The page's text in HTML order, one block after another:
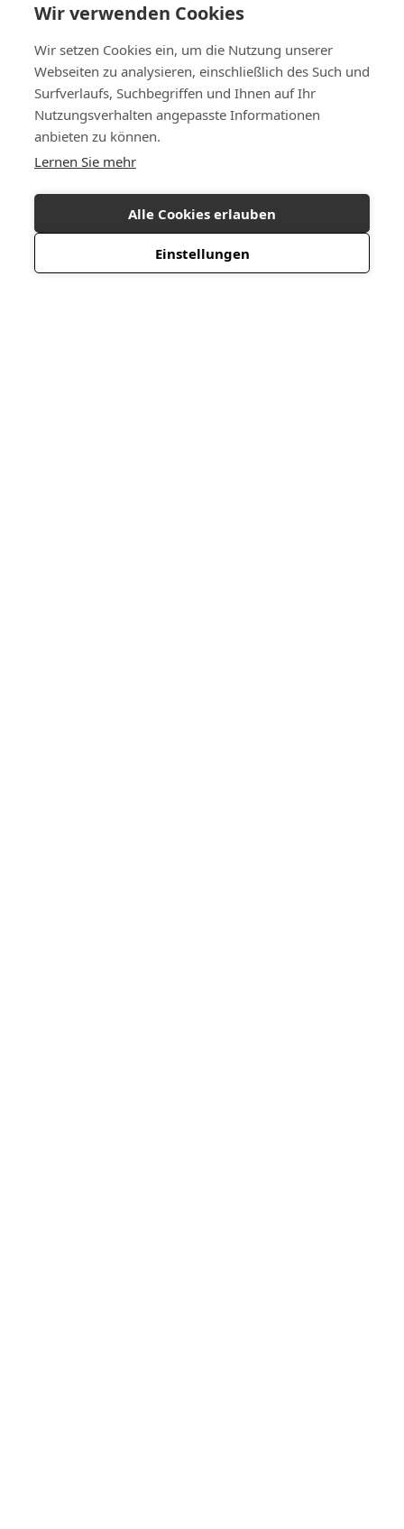
Wir verwenden Cookies
Wir setzen Cookies ein, um die Nutzung unserer
Webseiten zu analysieren, einschließlich des Such und
Surfverlaufs, Suchbegriffen und Ihnen auf Ihr
Nutzungsverhalten angepasste Informationen
anbieten zu können.
Lernen Sie mehr
Alle Cookies erlauben
Einstellungen